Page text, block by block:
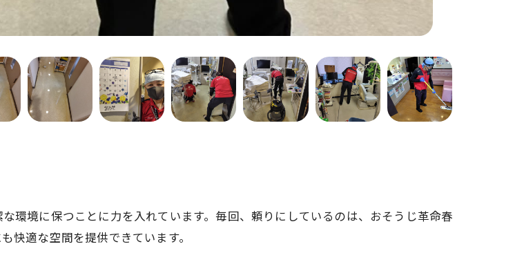
環境に保つことに力を入れています。毎回、頼りにしているのは、おそうじ革命春
快適な空間を提供できています。